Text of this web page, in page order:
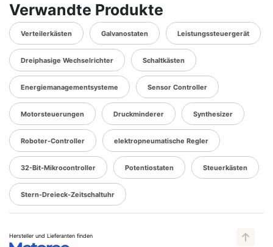
Verwandte Produkte
Verteilerkästen Galvanostaten Leistungssteuergerät
Dreiphasige Wechselrichter Schaltkästen
Energiemanagementsysteme Sensor Controller
Motorsteuerungen Druckminderer Synthesizer
Roboter-Controller elektropneumatische Regler
32-Bit-Mikrocontroller Potentiostaten Steuerkästen
Stern-Dreieck-Zeitschaltuhr
Hersteller und Lieferanten finden